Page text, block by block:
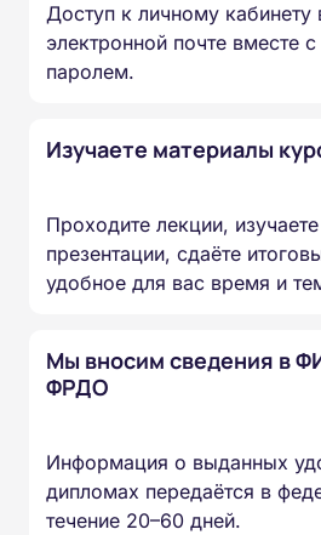
Доступ к личному кабинету
электронной почте вместе
паролем.
Изучаете материалы
Проходите лекции,
презентации, сдаёте
удобное для вас время и
Мы вносим сведения в
ФРДО
Информация о выданных
дипломах передаётся в
течение 20–60 дней.